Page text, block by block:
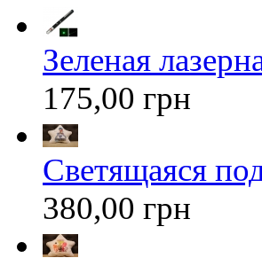
Зеленая
175,00 грн
Светящаяся
380,00 грн